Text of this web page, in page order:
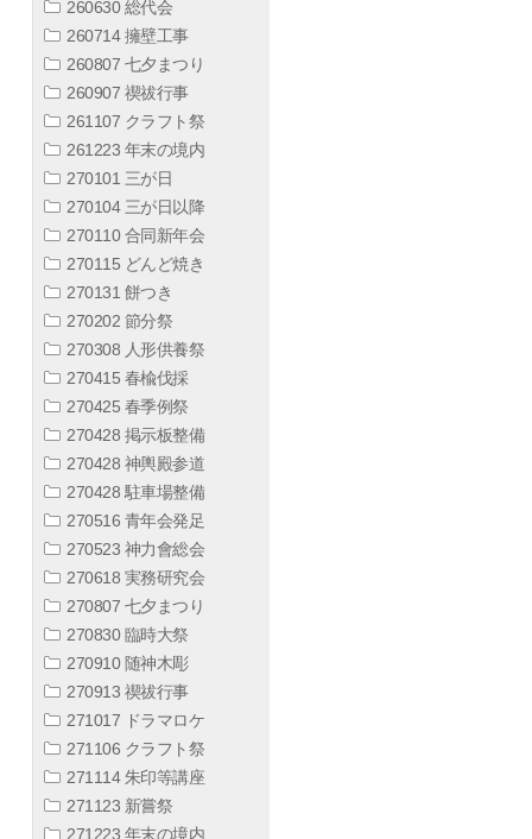
260630 総代会
260714 擁壁工事
260807 七夕まつり
260907 禊祓行事
261107 クラフト祭
261223 年末の境内
270101 三が日
270104 三が日以降
270110 合同新年会
270115 どんど焼き
270131 餅つき
270202 節分祭
270308 人形供養祭
270415 春楡伐採
270425 春季例祭
270428 掲示板整備
270428 神輿殿参道
270428 駐車場整備
270516 青年会発足
270523 神力會総会
270618 実務研究会
270807 七夕まつり
270830 臨時大祭
270910 随神木彫
270913 禊祓行事
271017 ドラマロケ
271106 クラフト祭
271114 朱印等講座
271123 新嘗祭
271223 年末の境内